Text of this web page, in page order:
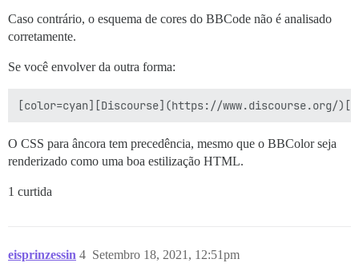
Caso contrário, o esquema de cores do BBCode não é analisado
corretamente.
Se você envolver da outra forma:
O CSS para âncora tem precedência, mesmo que o BBColor seja
renderizado como uma boa estilização HTML.
1 curtida
eisprinzessin Setembro 18, 2021, 12:51pm
4